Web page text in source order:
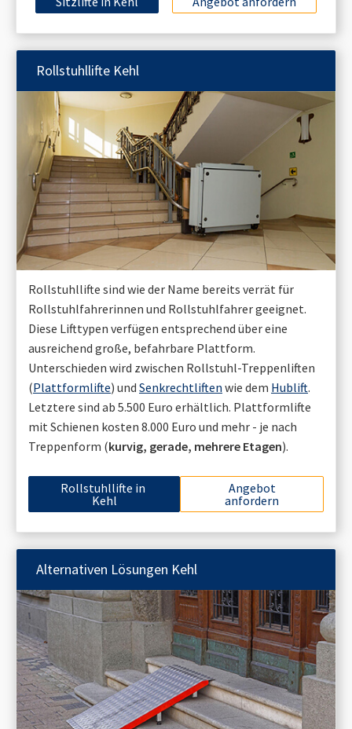
Rollstuhllifte Kehl
Rollstuhllifte sind wie der Name bereits verrät für
Rollstuhlfahrerinnen und Rollstuhlfahrer geeignet.
Diese Lifttypen verfügen entsprechend über eine
ausreichend große, befahrbare Plattform.
Unterschieden wird zwischen Rollstuhl-Treppenliften
(Plattformlifte) und Senkrechtliften wie dem Hublift.
Letztere sind ab 5.500 Euro erhältlich. Plattformlifte
mit Schienen kosten 8.000 Euro und mehr - je nach
Treppenform (kurvig, gerade, mehrere Etagen).
Rollstuhllifte in
Kehl
Angebot
anfordern
Alternativen Lösungen Kehl